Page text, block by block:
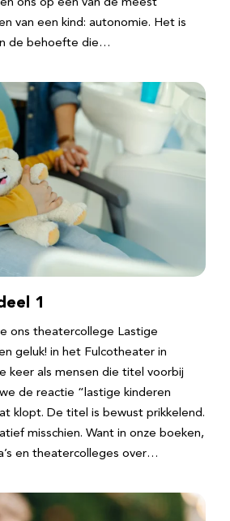
ons op één van de meest
van een kind: autonomie. Het is
de behoefte die…
1
ons theatercollege Lastige
geluk! in het Fulcotheater in
keer als mensen die titel voorbij
de reactie “lastige kinderen
klopt. De titel is bewust prikkelend.
misschien. Want in onze boeken,
en theatercolleges over…